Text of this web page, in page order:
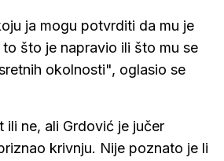
ja mogu potvrditi da mu je
što je napravio ili što mu se
okolnosti", oglasio se
ili ne, ali Grdović je jučer
krivnju. Nije poznato je li